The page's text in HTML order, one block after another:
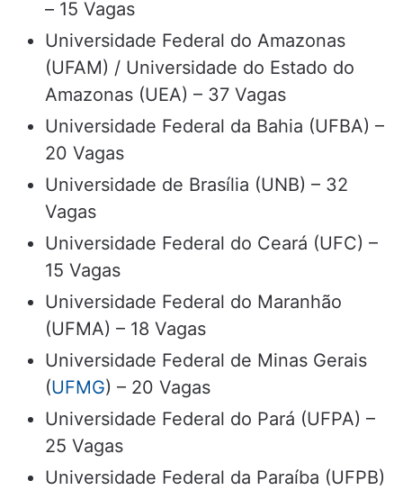
– 15 Vagas
Universidade Federal do Amazonas
(UFAM) / Universidade do Estado do
Amazonas (UEA) – 37 Vagas
Universidade Federal da Bahia (UFBA) –
20 Vagas
Universidade de Brasília (UNB) – 32
Vagas
Universidade Federal do Ceará (UFC) –
15 Vagas
Universidade Federal do Maranhão
(UFMA) – 18 Vagas
Universidade Federal de Minas Gerais
(UFMG) – 20 Vagas
Universidade Federal do Pará (UFPA) –
25 Vagas
Universidade Federal da Paraíba (UFPB)